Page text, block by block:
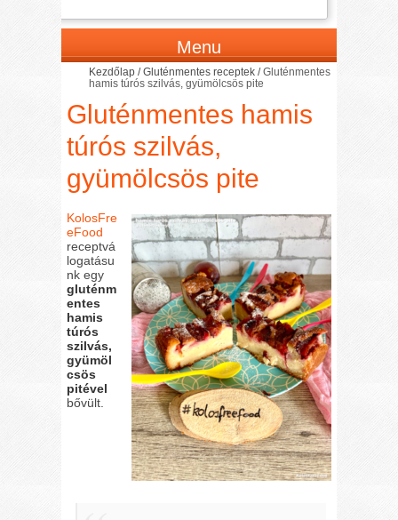
Menu
Kezdőlap /Gluténmentes receptek /Gluténmentes
hamis túrós szilvás, gyümölcsös pite
Gluténmentes hamis
túrós szilvás,
gyümölcsös pite
KolosFre
eFood
receptvá
logatásu
nk egy
gluténm
entes
hamis
túrós
szilvás,
gyümöl
csös
pitével
bővült.